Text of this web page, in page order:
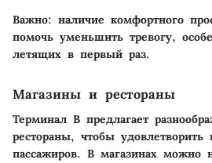
Важно: наличие комфортного
помочь уменьшить тревогу,
летящих в первый раз.
Магазины и рестораны
Терминал B предлагает
рестораны, чтобы удовлетворить
пассажиров. В магазинах можно